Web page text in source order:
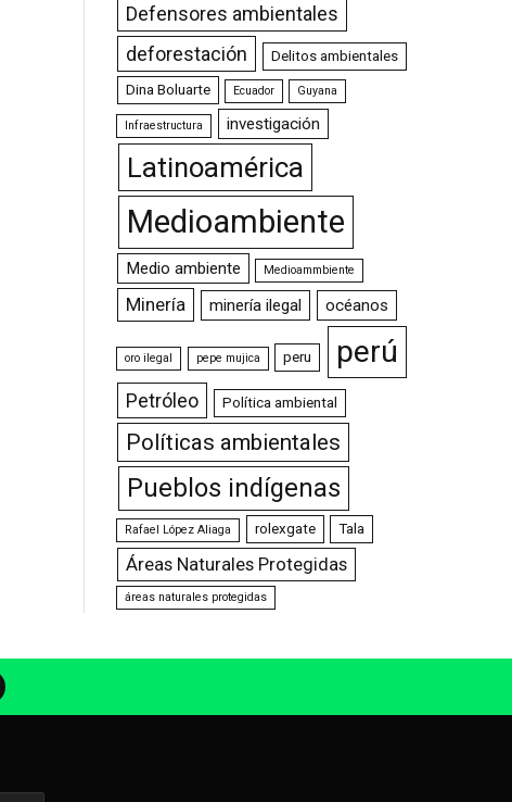
Defensores ambientales
deforestación
Delitos ambientales
Dina Boluarte Ecuador Guyana
Infraestructura investigación
Latinoamérica
Medioambiente
Medio ambiente Medioammbiente
Minería minería ilegal océanos
oro ilegal pepe mujica peru perú
Petróleo Política ambiental
Políticas ambientales
Pueblos indígenas
Rafael López Aliaga rolexgate Tala
Áreas Naturales Protegidas
áreas naturales protegidas